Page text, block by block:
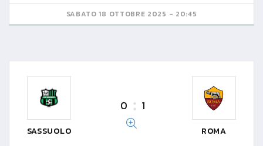
SABATO 18 OTTOBRE 2025 - 20:45
SASSUOLO
0 1
ROMA